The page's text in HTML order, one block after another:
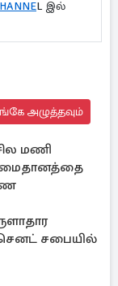
L இல்
அழுத்தவும்
மணி
சபையில்